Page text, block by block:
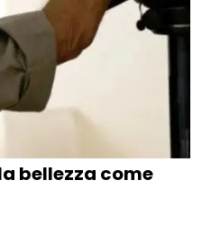
bellezza come